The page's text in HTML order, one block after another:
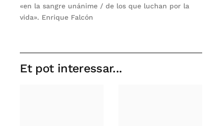
«en la sangre unánime / de los que luchan por la
vida». Enrique Falcón
Et pot interessar...